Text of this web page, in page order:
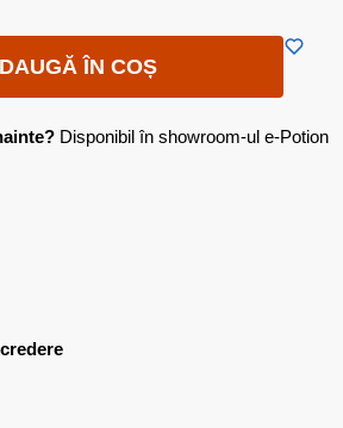
ÎN COȘ
Disponibil în showroom-ul e-Potion